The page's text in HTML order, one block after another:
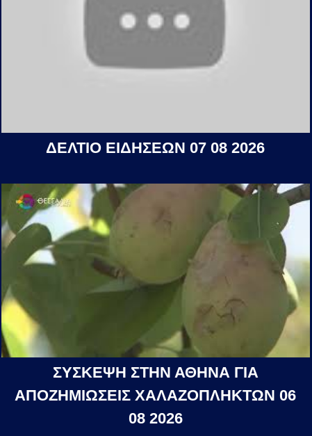
ΔΕΛΤΙΟ ΕΙΔΗΣΕΩΝ 07 08 2026
ΣΥΣΚΕΨΗ ΣΤΗΝ ΑΘΗΝΑ ΓΙΑ
ΑΠΟΖΗΜΙΩΣΕΙΣ ΧΑΛΑΖΟΠΛΗΚΤΩΝ 06
08 2026